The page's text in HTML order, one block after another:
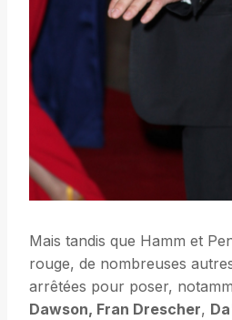
Mais tandis que Hamm et
rouge, de nombreuses
arrêtées pour poser,
Dawson, Fran Drescher,